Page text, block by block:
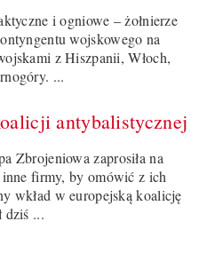
i ogniowe – żołnierze
wojskowego na
z Hiszpanii, Włoch,
...
antybalistycznej
Zbrojeniowa zaprosiła na
firmy, by omówić z ich
wkład w europejską koalicję
dziś ...